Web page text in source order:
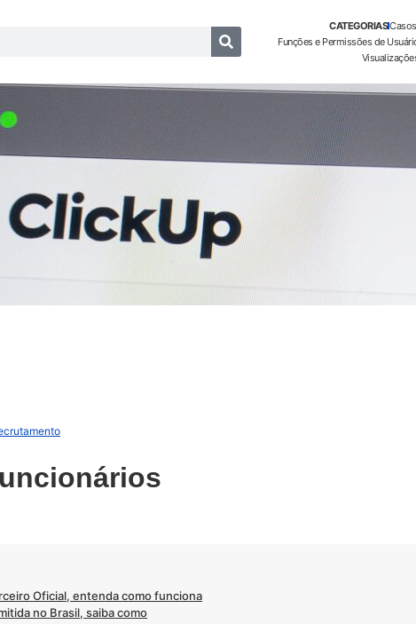
CATEGORIAS
Funções e Permissões de
Oficial, entenda como funciona
no Brasil, saiba como